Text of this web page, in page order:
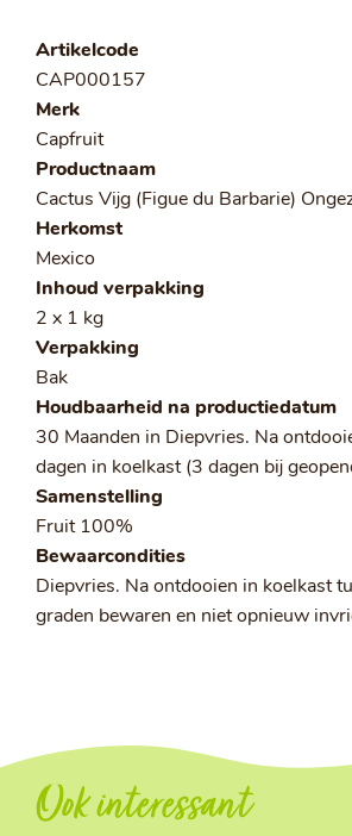
Artikelcode
CAP000157
Merk
Capfruit
Productnaam
Cactus Vijg (Figue du Barbarie)
Herkomst
Mexico
Inhoud verpakking
2 x 1 kg
Verpakking
Bak
Houdbaarheid na productiedatum
30 Maanden in Diepvries. Na
dagen in koelkast (3 dagen bij
Samenstelling
Fruit 100%
Bewaarcondities
Diepvries. Na ontdooien in koelkast
graden bewaren en niet opnieuw
Ook interessant